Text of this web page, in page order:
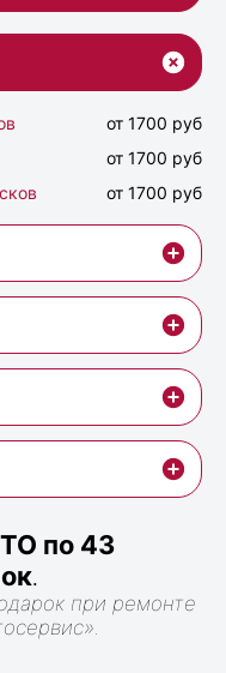
от 1700 руб
от 1700 руб
от 1700 руб
по 43
.
при ремонте